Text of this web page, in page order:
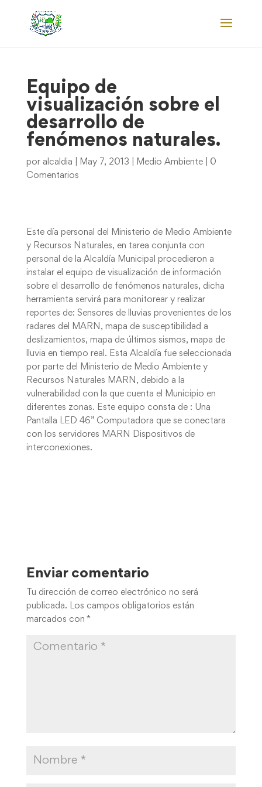
Equipo de
visualización sobre el
desarrollo de
fenómenos naturales.
por alcaldia May 7, 2013 Medio Ambiente| 0
Comentarios
Este día personal del Ministerio de Medio Ambiente
y Recursos Naturales, en tarea conjunta con
personal de la Alcaldía Municipal procedieron a
instalar el equipo de visualización de información
sobre el desarrollo de fenómenos naturales, dicha
herramienta servirá para monitorear y realizar
reportes de: Sensores de lluvias provenientes de los
radares del MARN, mapa de susceptibilidad a
deslizamientos, mapa de últimos sismos, mapa de
lluvia en tiempo real. Esta Alcaldía fue seleccionada
por parte del Ministerio de Medio Ambiente y
Recursos Naturales MARN, debido a la
vulnerabilidad con la que cuenta el Municipio en
diferentes zonas. Este equipo consta de : Una
Pantalla LED 46” Computadora que se conectara
con los servidores MARN Dispositivos de
interconexiones.
Enviar comentario
Tu dirección de correo electrónico no será
publicada.
Los campos obligatorios están
marcados con *